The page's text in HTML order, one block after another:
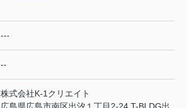
---
--
株式会社K-1クリエイト